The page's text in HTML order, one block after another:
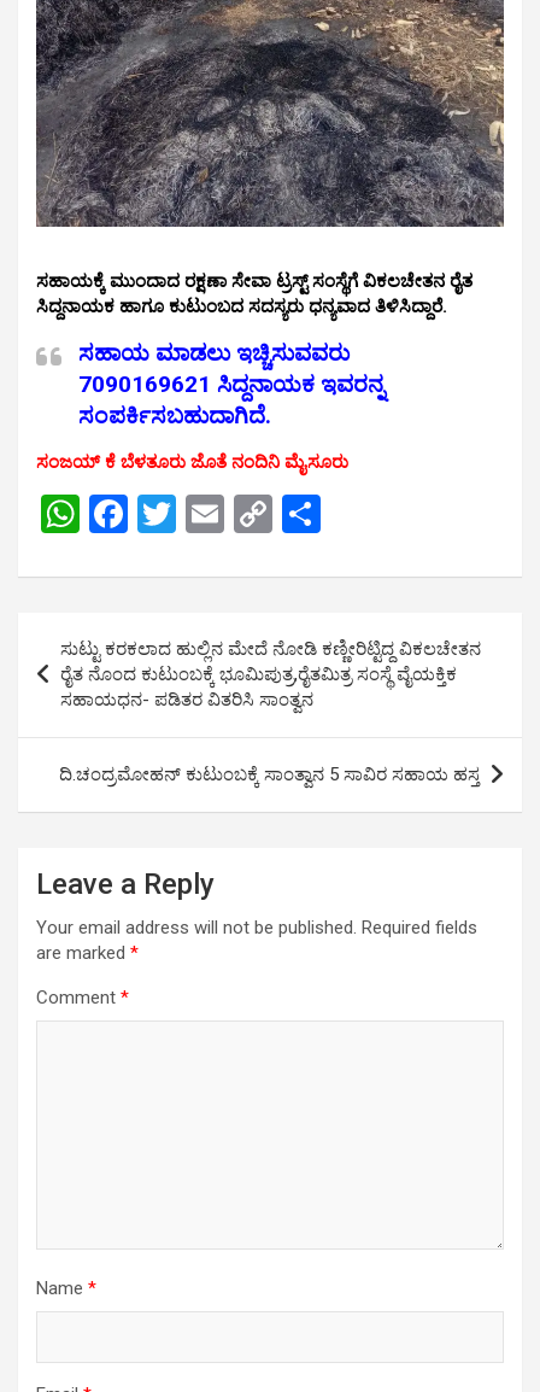
ಸಹಾಯಕ್ಕೆ ಮುಂದಾದ ರಕ್ಷಣಾ ಸೇವಾ ಟ್ರಸ್ಟ್ ಸಂಸ್ಥೆಗೆ ವಿಕಲಚೇತನ ರೈತ
ಸಿದ್ದನಾಯಕ ಹಾಗೂ ಕುಟುಂಬದ ಸದಸ್ಯರು ಧನ್ಯವಾದ ತಿಳಿಸಿದ್ದಾರೆ.
ಸಹಾಯ ಮಾಡಲು ಇಚ್ಚಿಸುವವರು
7090169621 ಸಿದ್ದನಾಯಕ ಇವರನ್ನ
ಸಂಪರ್ಕಿಸಬಹುದಾಗಿದೆ.
ಸಂಜಯ್ ಕೆ ಬೆಳತೂರು ಜೊತೆ ನಂದಿನಿ ಮೈಸೂರು
W
at
s
A
p
p
F
ce
b
o
o
k
T
tt
er
E
ail
C
py
Li
n
k
ar
e
navigation
ಸುಟ್ಟು ಕರಕಲಾದ ಹುಲ್ಲಿನ ಮೇದೆ ನೋಡಿ ಕಣ್ಣೀರಿಟ್ಟಿದ್ದ ವಿಕಲಚೇತನ
ರೈತ ನೊಂದ ಕುಟುಂಬಕ್ಕೆ ಭೂಮಿಪುತ್ರ,ರೈತಮಿತ್ರ ಸಂಸ್ಥೆ ವೈಯಕ್ತಿಕ
ಸಹಾಯಧನ- ಪಡಿತರ ವಿತರಿಸಿ ಸಾಂತ್ವನ
ದಿ.ಚಂದ್ರಮೋಹನ್ ಕುಟುಂಬಕ್ಕೆ ಸಾಂತ್ವಾನ 5 ಸಾವಿರ ಸಹಾಯ ಹಸ್ತ
Leave a Reply
Your email address will not be published. Required fields
are marked *
Comment *
Name *